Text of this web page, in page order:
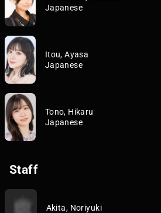
Japanese
Itou, Ayasa
Japanese
Tono, Hikaru
Japanese
Staff
Akita, Noriyuki